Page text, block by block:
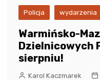
Policja wydarzenia
Warmińsko-
Dzielnicowych
sierpniu!
Karol Kaczmarek